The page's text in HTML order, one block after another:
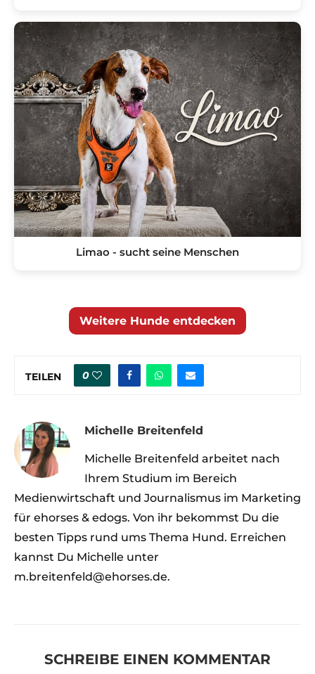
Limao - sucht seine Menschen
Weitere Hunde entdecken
TEILEN 0
Michelle Breitenfeld
Michelle Breitenfeld arbeitet nach
Ihrem Studium im Bereich
Medienwirtschaft und Journalismus im Marketing
für ehorses & edogs. Von ihr bekommst Du die
besten Tipps rund ums Thema Hund. Erreichen
kannst Du Michelle unter
m.breitenfeld@ehorses.de.
SCHREIBE EINEN KOMMENTAR